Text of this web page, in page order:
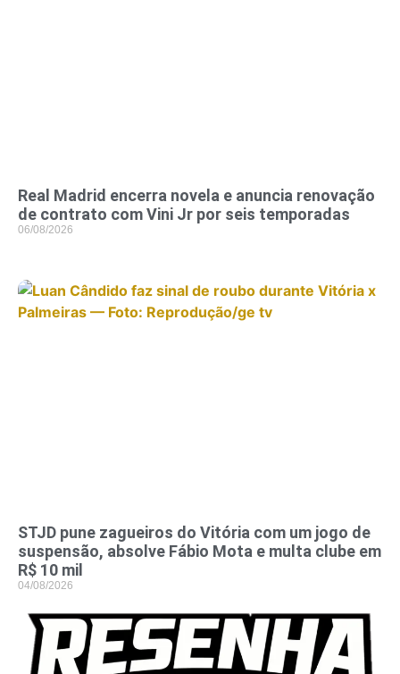
Real Madrid encerra novela e anuncia renovação
de contrato com Vini Jr por seis temporadas
06/08/2026
STJD pune zagueiros do Vitória com um jogo de
suspensão, absolve Fábio Mota e multa clube em
R$ 10 mil
04/08/2026